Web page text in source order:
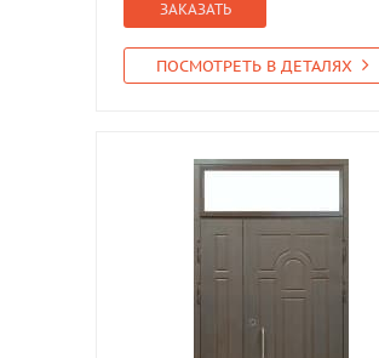
ЗАКАЗАТЬ
ПОСМОТРЕТЬ В ДЕТАЛЯХ